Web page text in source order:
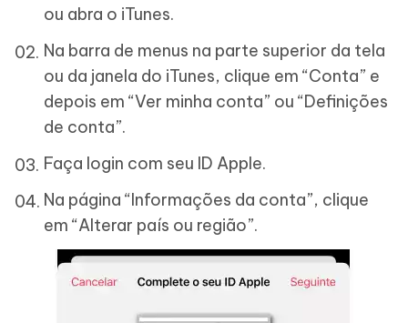
ou abra o iTunes.
Na barra de menus na parte superior da tela
ou da janela do iTunes, clique em “Conta” e
depois em “Ver minha conta” ou “Definições
de conta”.
Faça login com seu ID Apple.
Na página “Informações da conta”, clique
em “Alterar país ou região”.